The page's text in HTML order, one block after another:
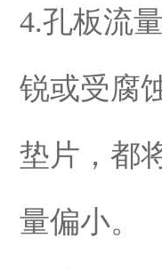
4.孔板流
锐或受腐
垫片，都
量偏小。